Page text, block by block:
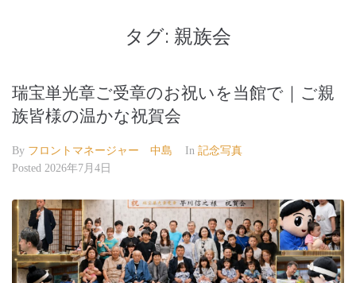
タグ: 親族会
瑞宝単光章ご受章のお祝いを当館で｜ご親
族皆様の温かな祝賀会
By フロントマネージャー 中島 In 記念写真
Posted 2026年7月4日